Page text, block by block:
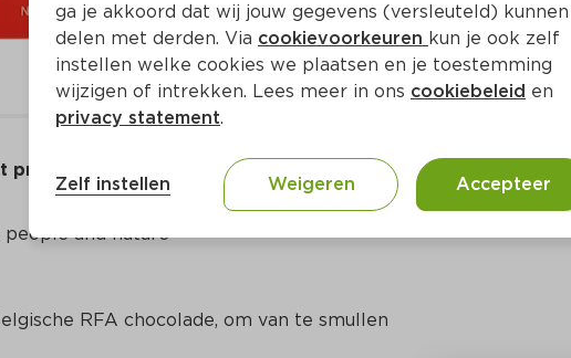
product
and nature
RFA chocolade, om van te smullen
ga je akkoord dat wij jouw gegevens (versleuteld) kunnen
delen met derden. Via cookievoorkeuren kun je ook zelf
instellen welke cookies we plaatsen en je toestemming
wijzigen of intrekken. Lees meer in ons cookiebeleid en
privacy statement.
Zelf instellen Weigeren Accepteer